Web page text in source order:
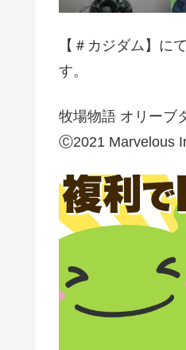
【＃カジダム】に
す。
牧場物語 オリーブ
Ⓒ2021 Marvelous